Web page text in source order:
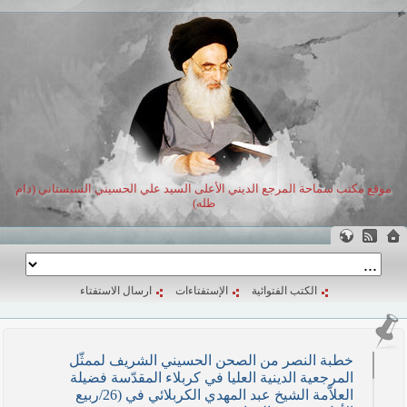
موقع مكتب سماحة المرجع الديني الأعلى السيد علي الحسيني السيستاني (دام
ظله)
الكتب الفتوائية الإستفتاءات ارسال الاستفتاء
خطبة النصر من الصحن الحسيني الشريف لممثّل
المرجعية الدينية العليا في كربلاء المقدّسة فضيلة
العلاّمة الشيخ عبد المهدي الكربلائي في (26/ربيع